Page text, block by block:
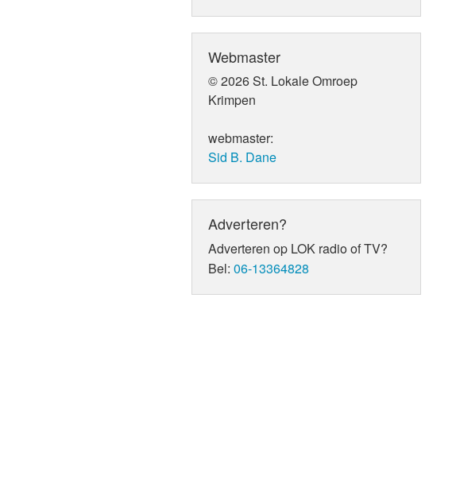
Webmaster
© 2026 St. Lokale Omroep
Krimpen
webmaster:
Sid B. Dane
Adverteren?
Adverteren op LOK radio of TV?
Bel:06-13364828